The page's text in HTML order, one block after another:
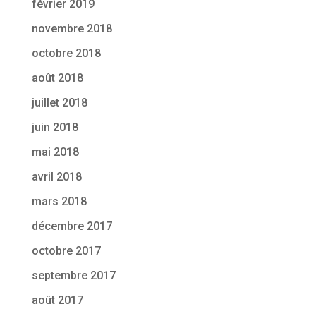
février 2019
novembre 2018
octobre 2018
août 2018
juillet 2018
juin 2018
mai 2018
avril 2018
mars 2018
décembre 2017
octobre 2017
septembre 2017
août 2017